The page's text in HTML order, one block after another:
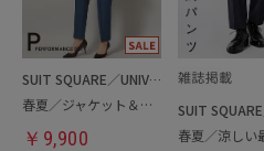
SUIT SQUARE／UNIVERSAL LANGUAGE／WHITE
春夏／ジャケット＆パンツセットアップ／洗濯ネット付き
￥ 9,900